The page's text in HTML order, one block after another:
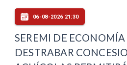
06-08-2026 21:30
SEREMI DE
DESTRABAR